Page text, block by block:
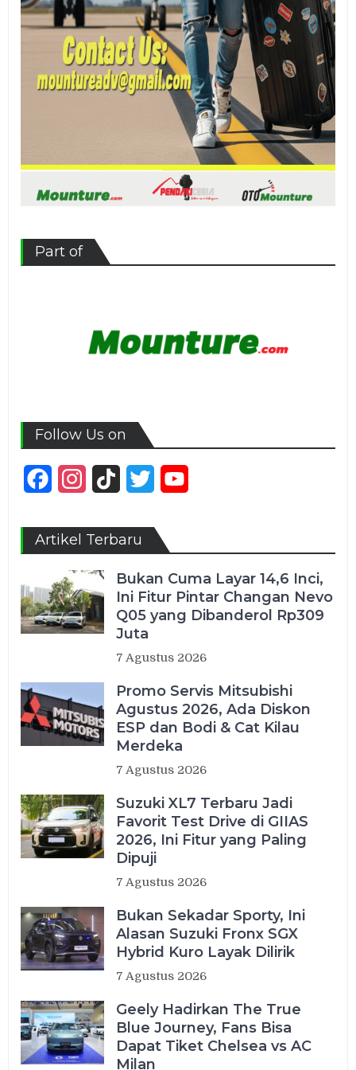
Part of
Follow Us on
FacebookInstagram
TikTok Twitter
Artikel Terbaru
Bukan Cuma Layar 14,6 Inci,
Ini Fitur Pintar Changan Nevo
Q05 yang Dibanderol Rp309
Juta
7 Agustus 2026
Promo Servis Mitsubishi
Agustus 2026, Ada Diskon
ESP dan Bodi & Cat Kilau
Merdeka
7 Agustus 2026
Suzuki XL7 Terbaru Jadi
Favorit Test Drive di GIIAS
2026, Ini Fitur yang Paling
Dipuji
7 Agustus 2026
Bukan Sekadar Sporty, Ini
Alasan Suzuki Fronx SGX
Hybrid Kuro Layak Dilirik
7 Agustus 2026
Geely Hadirkan The True
Blue Journey, Fans Bisa
Dapat Tiket Chelsea vs AC
Milan